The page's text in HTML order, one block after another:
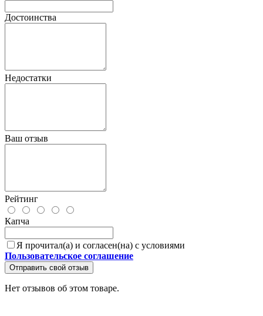
Достоинства
Недостатки
Ваш отзыв
Рейтинг
Капча
Я прочитал(а) и согласен(на) с условиями
Пользовательское соглашение
Отправить свой отзыв
Нет отзывов об этом товаре.